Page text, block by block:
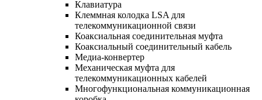
Клавиатура
Клеммная колодка LSA для
телекоммуникационной связи
Коаксиальная соединительная муфта
Коаксиальный соединительный кабель
Медиа-конвертер
Механическая муфта для
телекоммуникационных кабелей
Многофункциональная коммуникационная